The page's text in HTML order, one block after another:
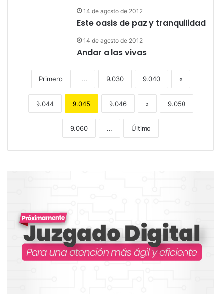
14 de agosto de 2012
Este oasis de paz y tranquilidad
14 de agosto de 2012
Andar a las vivas
Primero ... 9.030 9.040 «
9.044 9.045 9.046 » 9.050
9.060 ... Último